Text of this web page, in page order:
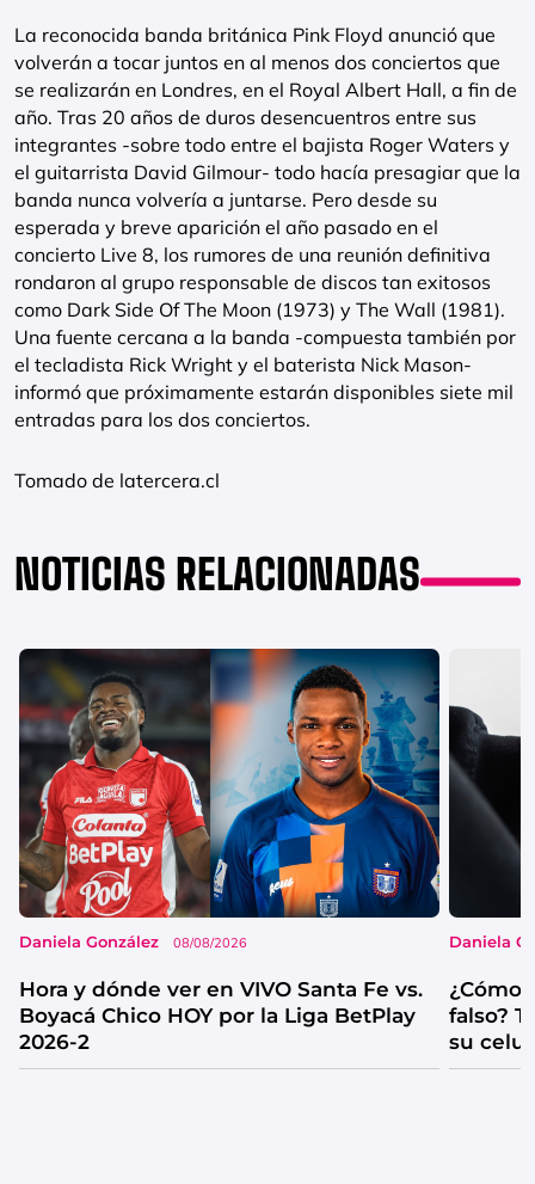
La reconocida banda británica Pink Floyd anunció que
volverán a tocar juntos en al menos dos conciertos que
se realizarán en Londres, en el Royal Albert Hall, a fin de
año. Tras 20 años de duros desencuentros entre sus
integrantes -sobre todo entre el bajista Roger Waters y
el guitarrista David Gilmour- todo hacía presagiar que la
banda nunca volvería a juntarse. Pero desde su
esperada y breve aparición el año pasado en el
concierto Live 8, los rumores de una reunión definitiva
rondaron al grupo responsable de discos tan exitosos
como Dark Side Of The Moon (1973) y The Wall (1981).
Una fuente cercana a la banda -compuesta también por
el tecladista Rick Wright y el baterista Nick Mason-
informó que próximamente estarán disponibles siete mil
entradas para los dos conciertos.
Tomado de latercera.cl
NOTICIAS RELACIONADAS
Daniela González 08/08/2026
Hora y dónde ver en VIVO Santa Fe vs.
Boyacá Chico HOY por la Liga BetPlay
2026-2
Daniela
¿Cómo
falso?
su